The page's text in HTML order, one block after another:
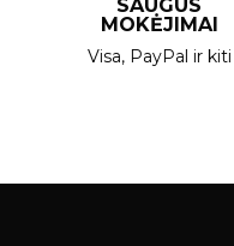
SAUGŪS
MOKĖJIMAI
Visa, PayPal ir kiti